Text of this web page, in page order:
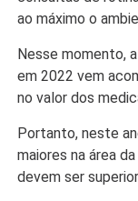
ao máximo o
Nesse momento,
em 2022 vem
no valor dos
Portanto, neste
maiores na área
devem ser